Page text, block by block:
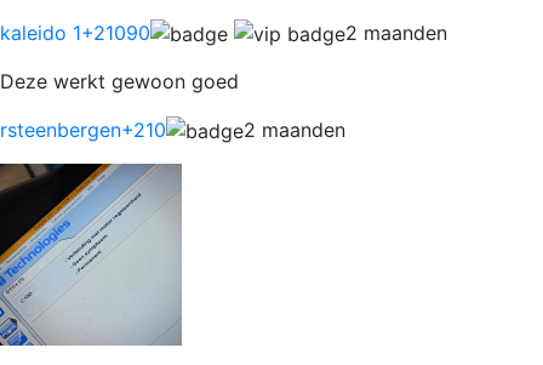
kaleido 1+21090
2 maanden
Deze werkt gewoon goed
rsteenbergen+210 2 maanden